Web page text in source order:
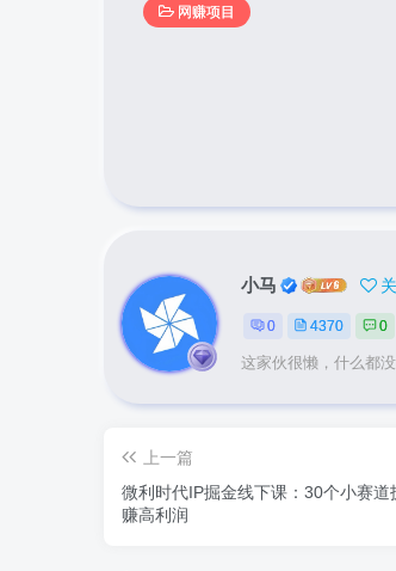
网赚项目
小马
0 4370 0
这家伙很懒，什么都
上一篇
微利时代IP掘金线下课：30个小赛
赚高利润